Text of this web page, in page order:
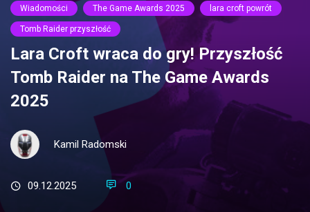
Wiadomości The Game Awards 2025 lara croft powrót
Tomb Raider przyszłość
Lara Croft wraca do gry! Przyszłość
Tomb Raider na The Game Awards
2025
Kamil Radomski
09.12.2025 0